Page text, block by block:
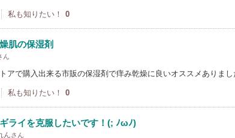
私も知りたい！ 0
肌の保湿剤
ん
アで購入出来る市販の保湿剤で痒み乾燥に良いオススメありま
私も知りたい！ 0
ライを克服したいです！(; ﾉωﾉ)
んさん